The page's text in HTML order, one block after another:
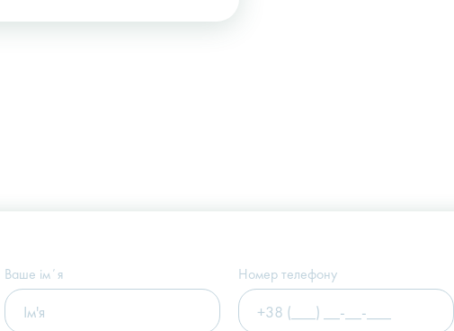
Ваше імʼя Номер телефону